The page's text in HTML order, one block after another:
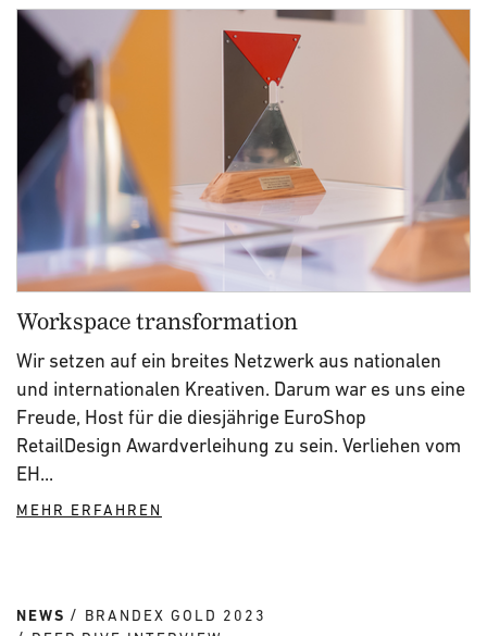
Workspace transformation
Wir setzen auf ein breites Netzwerk aus nationalen
und internationalen Kreativen. Darum war es uns eine
Freude, Host für die diesjährige EuroShop
RetailDesign Awardverleihung zu sein. Verliehen vom
EH...
MEHR ERFAHREN
NEWS
BRANDEX GOLD 2023